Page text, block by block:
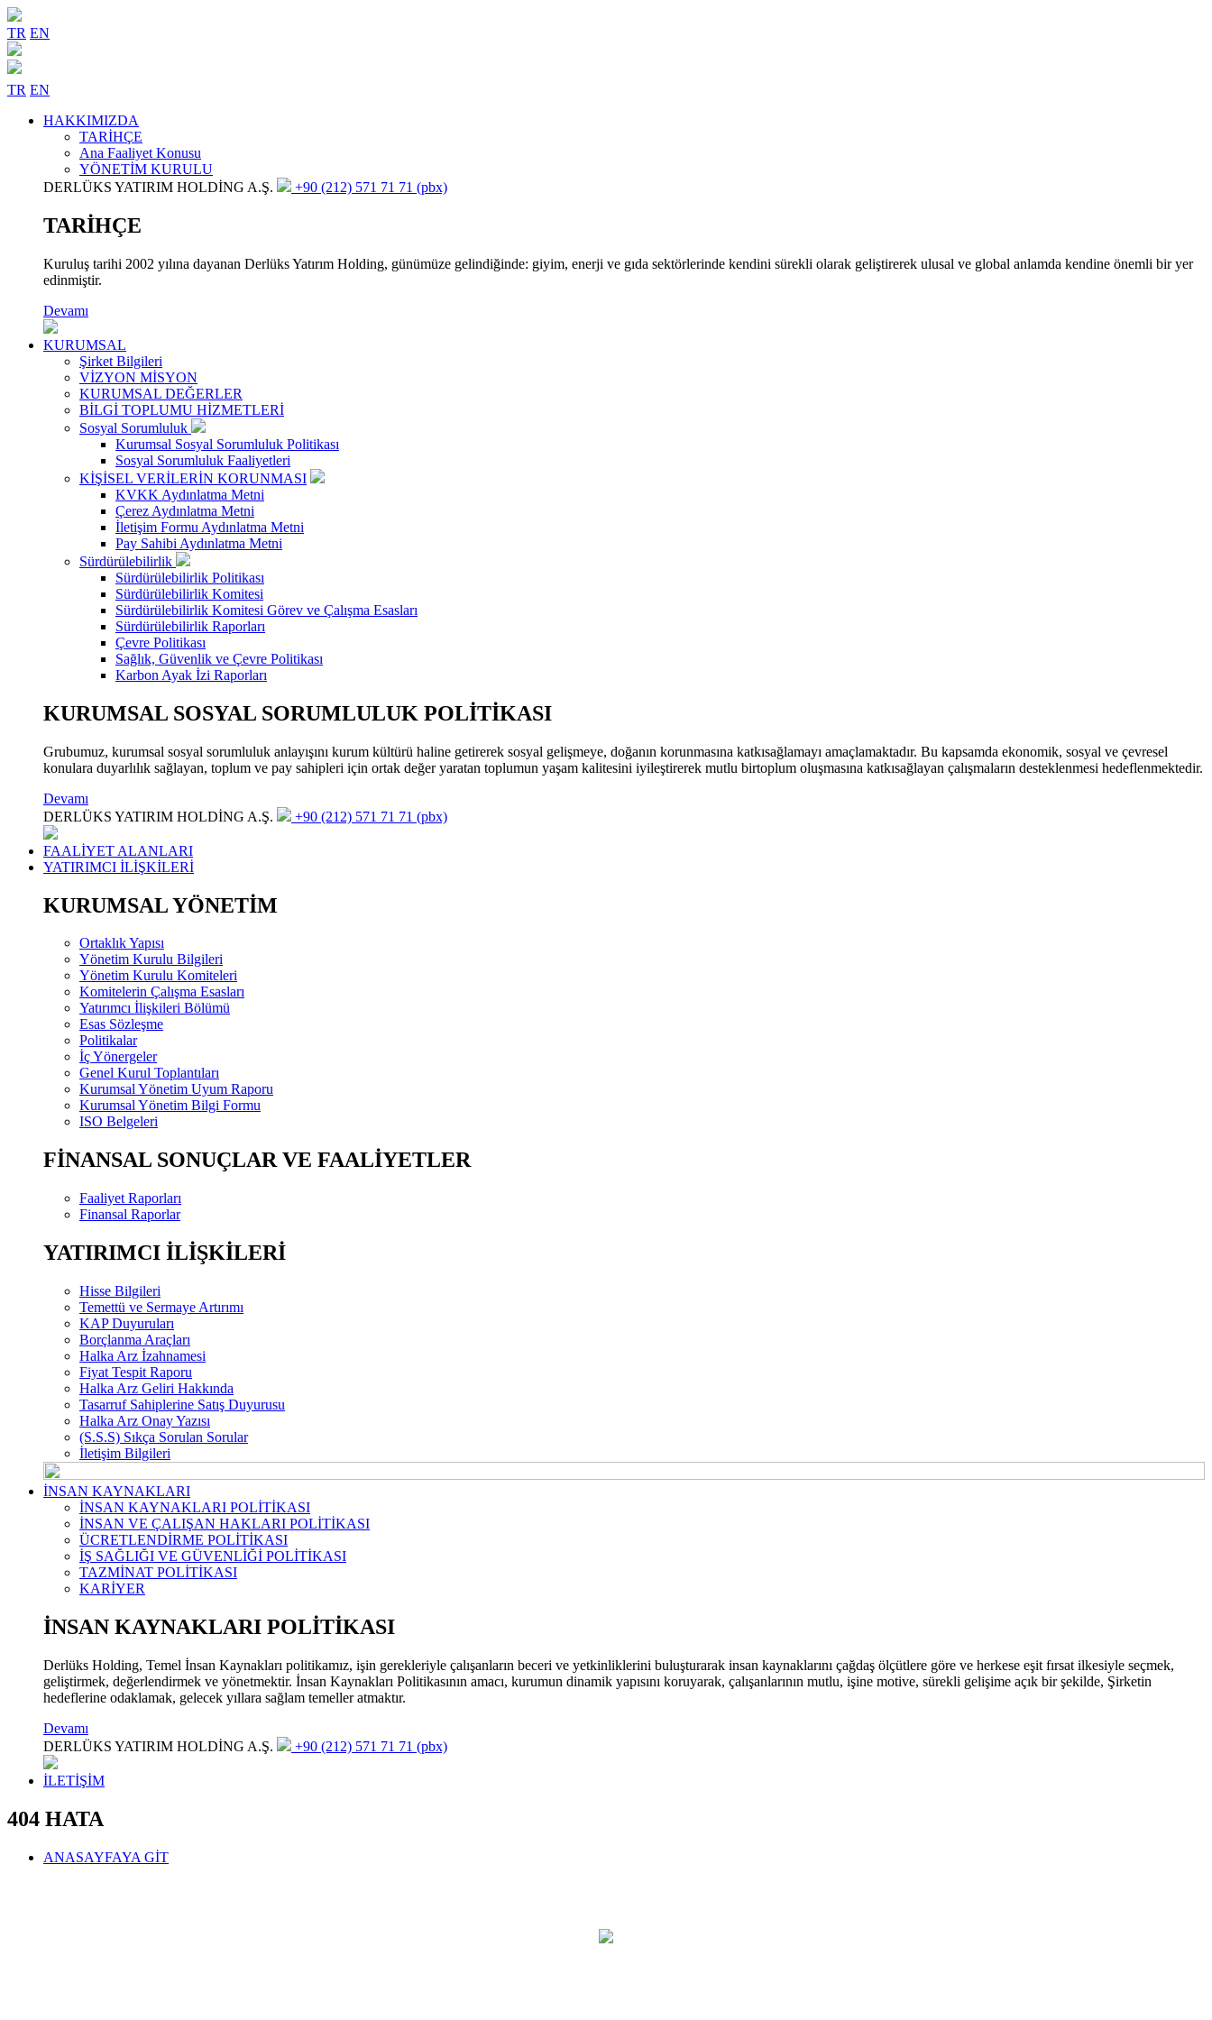
TR EN
TR EN
HAKKIMIZDA
TARİHÇE
Ana Faaliyet Konusu
YÖNETİM KURULU
DERLÜKS YATIRIM HOLDİNG A.Ş.
+90 (212) 571 71 71 (pbx)
TARİHÇE
Kuruluş tarihi 2002 yılına dayanan Derlüks Yatırım Holding, günümüze gelindiğinde: giyim, enerji ve gıda sektörlerinde kendini sürekli olarak geliştirerek ulusal ve global anlamda kendine önemli bir yer
edinmiştir.
Devamı
KURUMSAL
Şirket Bilgileri
VİZYON MİSYON
KURUMSAL DEĞERLER
BİLGİ TOPLUMU HİZMETLERİ
Sosyal Sorumluluk
Kurumsal Sosyal Sorumluluk Politikası
Sosyal Sorumluluk Faaliyetleri
KİŞİSEL VERİLERİN KORUNMASI
KVKK Aydınlatma Metni
Çerez Aydınlatma Metni
İletişim Formu Aydınlatma Metni
Pay Sahibi Aydınlatma Metni
Sürdürülebilirlik
Sürdürülebilirlik Politikası
Sürdürülebilirlik Komitesi
Sürdürülebilirlik Komitesi Görev ve Çalışma Esasları
Sürdürülebilirlik Raporları
Çevre Politikası
Sağlık, Güvenlik ve Çevre Politikası
Karbon Ayak İzi Raporları
KURUMSAL SOSYAL SORUMLULUK POLİTİKASI
Grubumuz, kurumsal sosyal sorumluluk anlayışını kurum kültürü haline getirerek sosyal gelişmeye, doğanın korunmasına katkısağlamayı amaçlamaktadır. Bu kapsamda ekonomik, sosyal ve çevresel
konulara duyarlılık sağlayan, toplum ve pay sahipleri için ortak değer yaratan toplumun yaşam kalitesini iyileştirerek mutlu birtoplum oluşmasına katkısağlayan çalışmaların desteklenmesi hedeflenmektedir.
Devamı
DERLÜKS YATIRIM HOLDİNG A.Ş.
+90 (212) 571 71 71 (pbx)
FAALİYET ALANLARI
YATIRIMCI İLİŞKİLERİ
KURUMSAL YÖNETİM
Ortaklık Yapısı
Yönetim Kurulu Bilgileri
Yönetim Kurulu Komiteleri
Komitelerin Çalışma Esasları
Yatırımcı İlişkileri Bölümü
Esas Sözleşme
Politikalar
İç Yönergeler
Genel Kurul Toplantıları
Kurumsal Yönetim Uyum Raporu
Kurumsal Yönetim Bilgi Formu
ISO Belgeleri
FİNANSAL SONUÇLAR VE FAALİYETLER
Faaliyet Raporları
Finansal Raporlar
YATIRIMCI İLİŞKİLERİ
Hisse Bilgileri
Temettü ve Sermaye Artırımı
KAP Duyuruları
Borçlanma Araçları
Halka Arz İzahnamesi
Fiyat Tespit Raporu
Halka Arz Geliri Hakkında
Tasarruf Sahiplerine Satış Duyurusu
Halka Arz Onay Yazısı
(S.S.S) Sıkça Sorulan Sorular
İletişim Bilgileri
İNSAN KAYNAKLARI
İNSAN KAYNAKLARI POLİTİKASI
İNSAN VE ÇALIŞAN HAKLARI POLİTİKASI
ÜCRETLENDİRME POLİTİKASI
İŞ SAĞLIĞI VE GÜVENLİĞİ POLİTİKASI
TAZMİNAT POLİTİKASI
KARİYER
İNSAN KAYNAKLARI POLİTİKASI
Derlüks Holding, Temel İnsan Kaynakları politikamız, işin gerekleriyle çalışanların beceri ve yetkinliklerini buluşturarak insan kaynaklarını çağdaş ölçütlere göre ve herkese eşit fırsat ilkesiyle seçmek,
geliştirmek, değerlendirmek ve yönetmektir. İnsan Kaynakları Politikasının amacı, kurumun dinamik yapısını koruyarak, çalışanlarının mutlu, işine motive, sürekli gelişime açık bir şekilde, Şirketin
hedeflerine odaklamak, gelecek yıllara sağlam temeller atmaktır.
Devamı
DERLÜKS YATIRIM HOLDİNG A.Ş.
+90 (212) 571 71 71 (pbx)
İLETİŞİM
404 HATA
ANASAYFAYA GİT